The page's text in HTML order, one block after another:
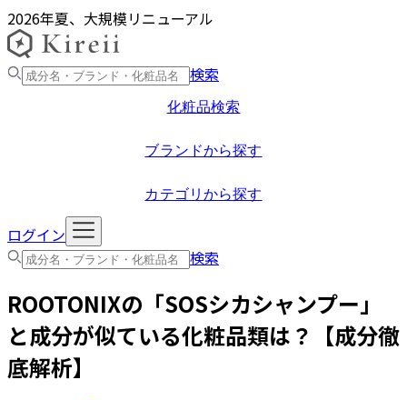
2026年夏、大規模リニューアル
検索
化粧品検索
ブランドから探す
カテゴリから探す
ログイン
検索
ROOTONIXの「SOSシカシャンプー 」
と成分が似ている化粧品類は？【成分徹
底解析】